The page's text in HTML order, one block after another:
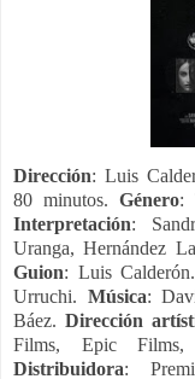
Dirección: Luis
80 minutos.Género:
Interpretación:
Uranga, Hernández
Guion: Luis
Urruchi. Música:
Báez.Dirección
Films, Epic
Distribuidora: